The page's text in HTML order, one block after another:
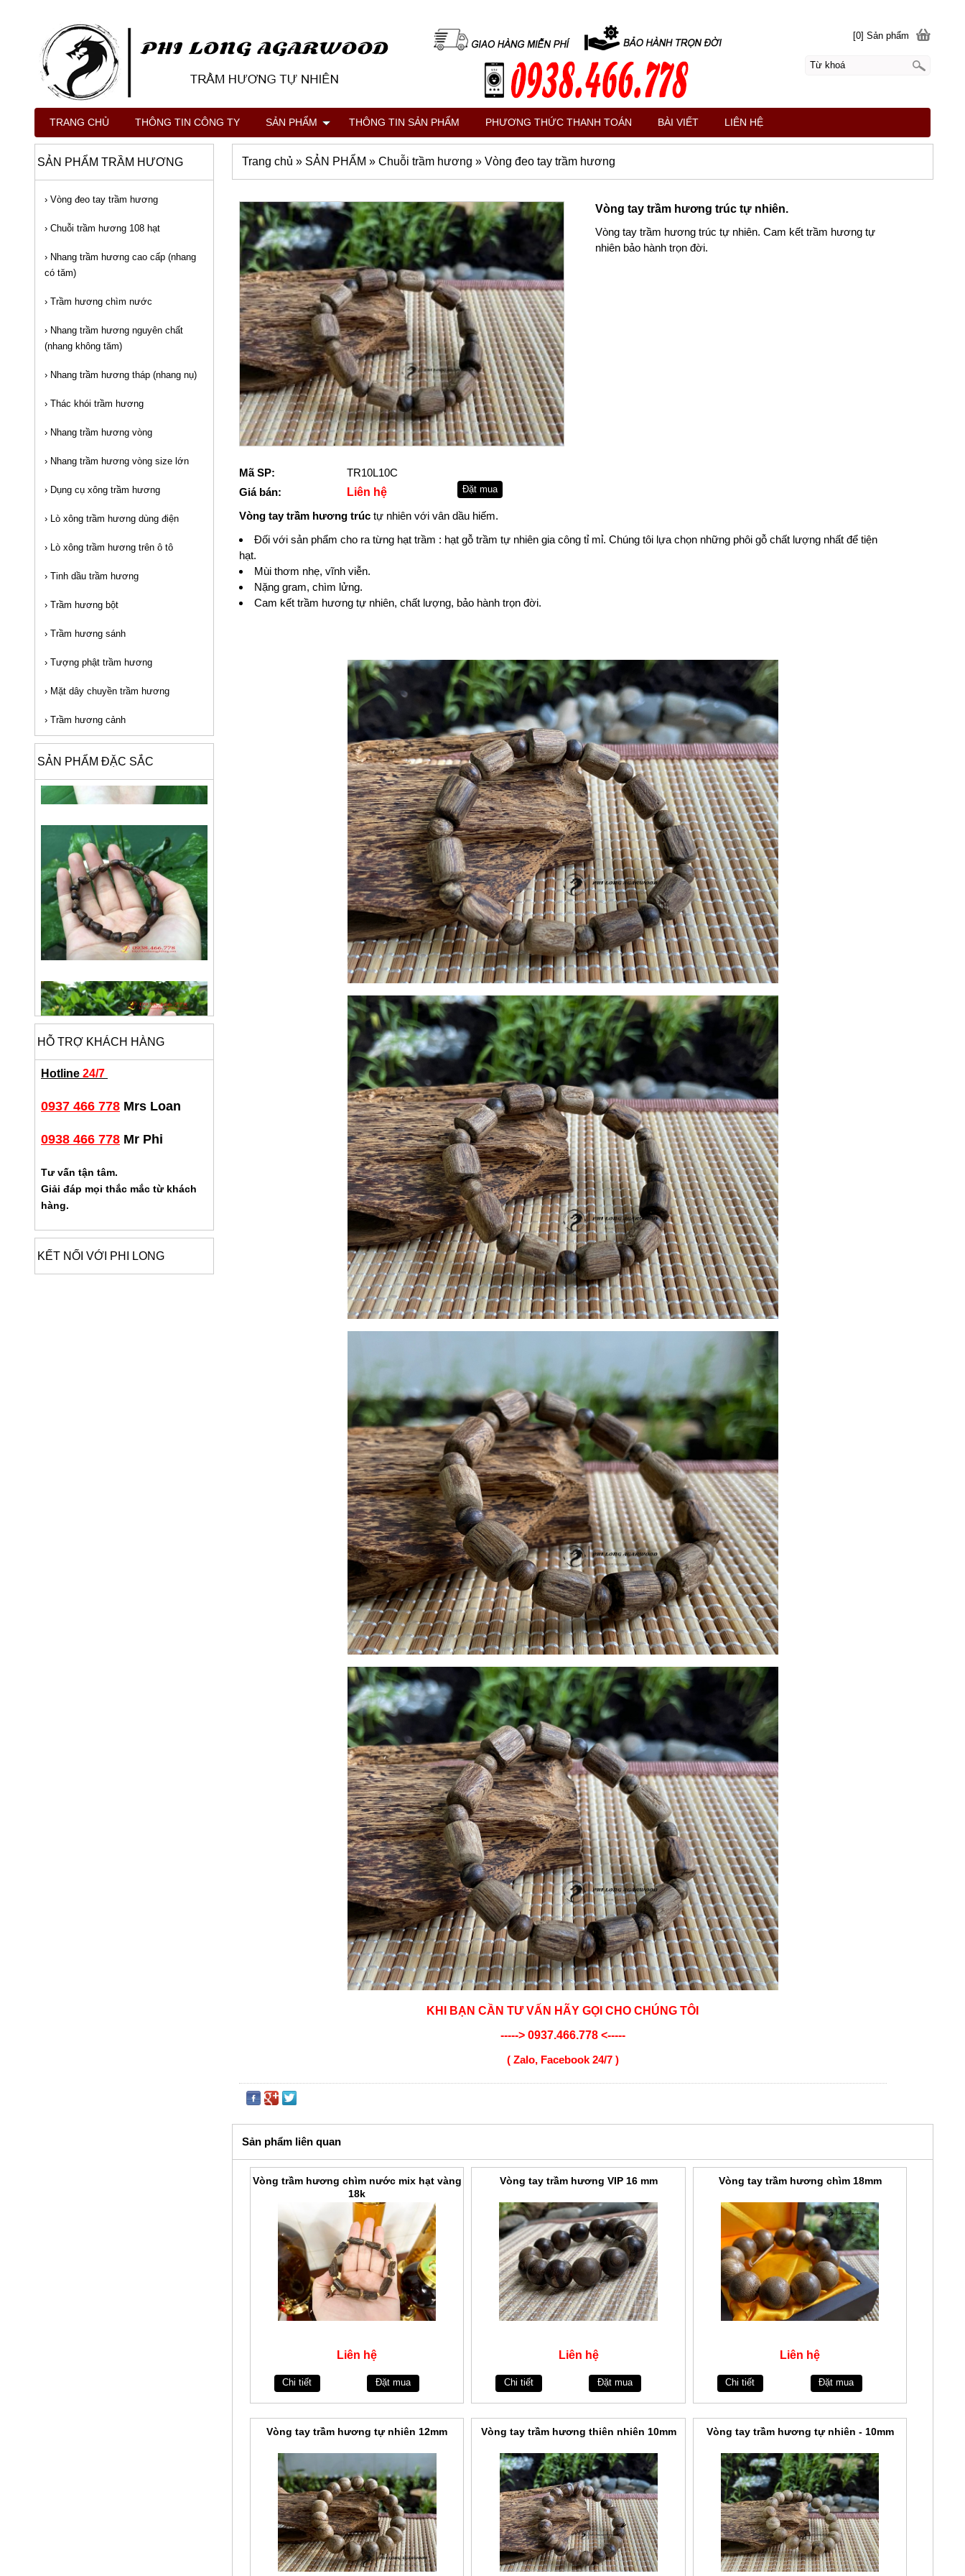
Vòng tay trầm hương trúc tự nhiên.
Vòng tay trầm hương trúc tự nhiên. Cam kết trầm hương tự
nhiên bảo hành trọn đời.
Mã SP:
TR10L10C
Giá bán:
Liên hệ
Vòng tay trầm hương trúctự nhiên với vân dầu hiếm.
Đối với sản phẩm cho ra từng hạt trầm : hạt gỗ trầm tự nhiên gia công tỉ mỉ. Chúng tôi lựa chọn những phôi gỗ chất lượng nhất để tiện
hạt.
Mùi thơm nhẹ, vĩnh viễn.
Nặng gram, chìm lửng.
Cam kết trầm hương tự nhiên, chất lượng, bảo hành trọn đời.
KHI BẠN CẦN TƯ VẤN HÃY GỌI CHO CHÚNG TÔI
-----> 0937.466.778 <-----
( Zalo, Facebook 24/7 )
Sản phẩm liên quan
Vòng trầm hương chìm nước mix hạt vàng
18k
Liên hệ
Chi tiết Đặt mua
Vòng tay trầm hương VIP 16 mm
Liên hệ
Chi tiết Đặt mua
Vòng tay trầm hương chìm 18mm
Liên hệ
Chi tiết Đặt mua
Vòng tay trầm hương tự nhiên 12mm Vòng tay trầm hương thiên nhiên 10mm Vòng tay trầm hương tự nhiên - 10mm
Trang chủ » SẢN PHẨM » Chuỗi trầm hương » Vòng đeo tay trầm hương
SẢN PHẨM TRẦM HƯƠNG
› Vòng đeo tay trầm hương
› Chuỗi trầm hương 108 hạt
› Nhang trầm hương cao cấp (nhang
có tăm)
› Trầm hương chìm nước
› Nhang trầm hương nguyên chất
(nhang không tăm)
› Nhang trầm hương tháp (nhang nụ)
› Thác khói trầm hương
› Nhang trầm hương vòng
› Nhang trầm hương vòng size lớn
› Dụng cụ xông trầm hương
› Lò xông trầm hương dùng điện
› Lò xông trầm hương trên ô tô
› Tinh dầu trầm hương
› Trầm hương bột
› Trầm hương sánh
› Tượng phật trầm hương
› Mặt dây chuyền trầm hương
› Trầm hương cảnh
SẢN PHẨM ĐẶC SẮC
HỖ TRỢ KHÁCH HÀNG
Hotline 24/7
0937 466 778 Mrs Loan
0938 466 778 Mr Phi
Tư vấn tận tâm.
Giải đáp mọi thắc mắc từ khách
hàng.
KẾT NỐI VỚI PHI LONG
[0] Sản phẩm
TRANG CHỦ THÔNG TIN CÔNG TY SẢN PHẨM THÔNG TIN SẢN PHẨM PHƯƠNG THỨC THANH TOÁN BÀI VIẾT LIÊN HỆ